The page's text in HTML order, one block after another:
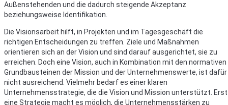
Außenstehenden und die dadurch steigende Akzeptanz
beziehungsweise Identifikation.
Die Visionsarbeit hilft, in Projekten und im Tagesgeschäft die
richtigen Entscheidungen zu treffen. Ziele und Maßnahmen
orientieren sich an der Vision und sind darauf ausgerichtet, sie zu
erreichen. Doch eine Vision, auch in Kombination mit den normativen
Grundbausteinen der Mission und der Unternehmenswerte, ist dafür
nicht ausreichend. Vielmehr bedarf es einer klaren
Unternehmensstrategie, die die Vision und Mission unterstützt. Erst
eine Strategie macht es möglich, die Unternehmensstärken zu